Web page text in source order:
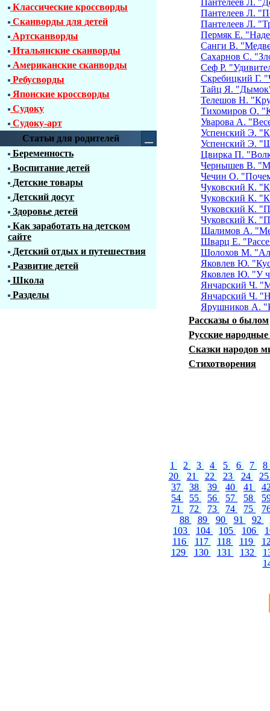
Классические кроссворды
Сканворды для детей
Артсканворды
Итальянские сканворды
Американские сканворды
Ребусворды
Японские кроссворды
Судоку
Судоку-арт
Статьи для родителей
Беременность
Воспитание детей
Детские товары
Детский досуг
Здоровье детей
Как заработать на детском
сайте
Детский отдых и путешествия
Развитие детей
Школа
Разделы
Пантелеев Л.
Пантелеев Л.
Пантелеев Л.
Пермяк Е.
Санги В.
Сахарнов С.
Сеф Р.
Скребицкий Г.
Тайц Я.
Телешов Н.
Тихомиров О.
Уварова А.
Успенский Э.
Успенский Э.
Цвирка П.
Чернышев В.
Чечин О.
Чуковский К.
Чуковский К.
Чуковский К.
Чуковский К.
Шалимов А.
Шварц Е.
Шолохов М.
Яковлев Ю.
Яковлев Ю. "У
Янчарский Ч.
Янчарский Ч.
Ярушников А.
Рассказы о былом
Русские народные
Сказки народов
Стихотворения
1 2 3 4 5 6 7
8
20
21 22 23 24
37
38 39 40 41
54
55 56 57 58
71
72 73 74 75
88
89 90 91 92
103
104 105 106
116
117 118 119
129
130 131 132